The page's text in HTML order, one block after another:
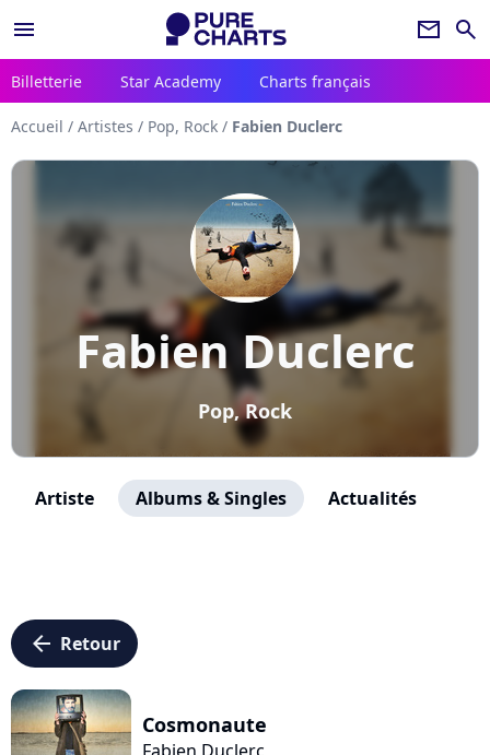
menu newsletter search
Billetterie Star Academy Charts français
Accueil / Artistes / Pop, Rock / Fabien Duclerc
Fabien Duclerc
Pop, Rock
Artiste Albums & Singles Actualités
arrow_left Retour
Cosmonaute